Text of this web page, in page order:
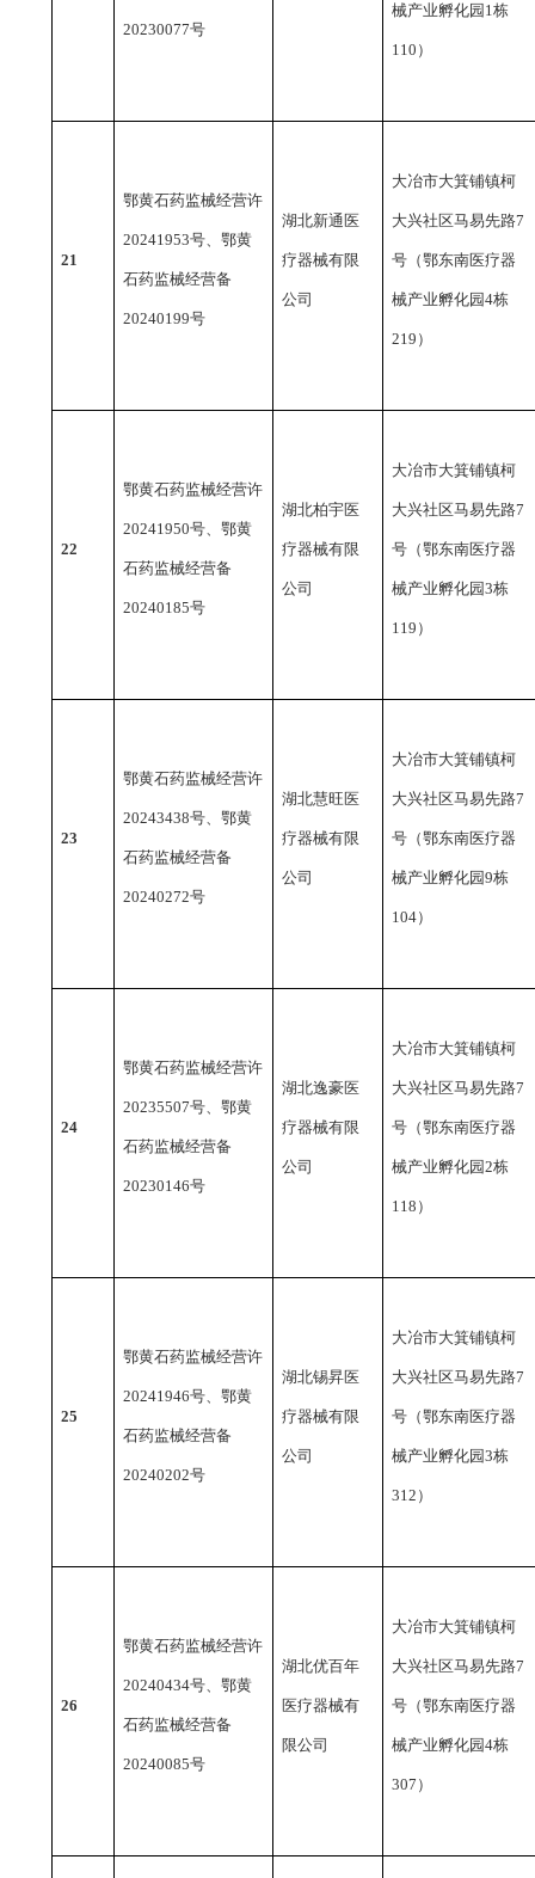
20230077号
械产业孵化园1栋
110）
21
鄂黄石药监械经营许
20241953号、鄂黄
石药监械经营备
20240199号
湖北新通医
疗器械有限
公司
大冶市大箕铺镇柯
大兴社区马易先路7
号（鄂东南医疗器
械产业孵化园4栋
219）
22
鄂黄石药监械经营许
20241950号、鄂黄
石药监械经营备
20240185号
湖北柏宇医
疗器械有限
公司
大冶市大箕铺镇柯
大兴社区马易先路7
号（鄂东南医疗器
械产业孵化园3栋
119）
23
鄂黄石药监械经营许
20243438号、鄂黄
石药监械经营备
20240272号
湖北慧旺医
疗器械有限
公司
大冶市大箕铺镇柯
大兴社区马易先路7
号（鄂东南医疗器
械产业孵化园9栋
104）
24
鄂黄石药监械经营许
20235507号、鄂黄
石药监械经营备
20230146号
湖北逸豪医
疗器械有限
公司
大冶市大箕铺镇柯
大兴社区马易先路7
号（鄂东南医疗器
械产业孵化园2栋
118）
25
鄂黄石药监械经营许
20241946号、鄂黄
石药监械经营备
20240202号
湖北锡昇医
疗器械有限
公司
大冶市大箕铺镇柯
大兴社区马易先路7
号（鄂东南医疗器
械产业孵化园3栋
312）
26
鄂黄石药监械经营许
20240434号、鄂黄
石药监械经营备
20240085号
湖北优百年
医疗器械有
限公司
大冶市大箕铺镇柯
大兴社区马易先路7
号（鄂东南医疗器
械产业孵化园4栋
307）